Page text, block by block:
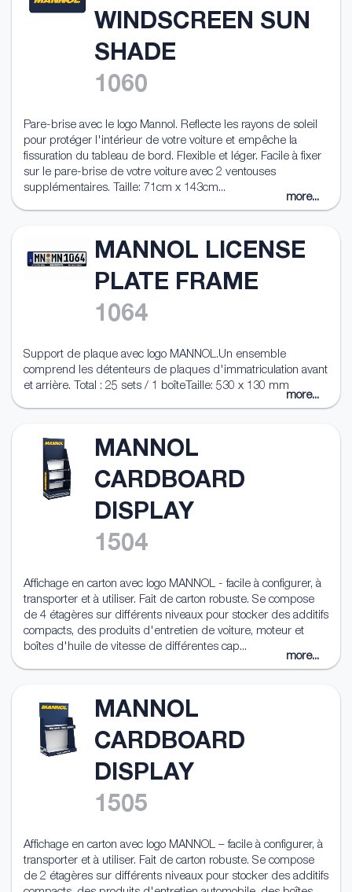
WINDSCREEN SUN
SHADE
1060
Pare-brise avec le logo Mannol. Reflecte les rayons de soleil
pour protéger l'intérieur de votre voiture et empêche la
fissuration du tableau de bord. Flexible et léger. Facile à fixer
sur le pare-brise de votre voiture avec 2 ventouses
supplémentaires. Taille: 71cm x 143cm...
more...
MANNOL LICENSE
PLATE FRAME
1064
Support de plaque avec logo MANNOL.Un ensemble
comprend les détenteurs de plaques d'immatriculation avant
et arrière. Total : 25 sets / 1 boîteTaille: 530 x 130 mm
more...
MANNOL
CARDBOARD
DISPLAY
1504
Affichage en carton avec logo MANNOL - facile à configurer, à
transporter et à utiliser. Fait de carton robuste. Se compose
de 4 étagères sur différents niveaux pour stocker des additifs
compacts, des produits d'entretien de voiture, moteur et
boîtes d'huile de vitesse de différentes cap...
more...
MANNOL
CARDBOARD
DISPLAY
1505
Affichage en carton avec logo MANNOL – facile à configurer, à
transporter et à utiliser. Fait de carton robuste. Se compose
de 2 étagères sur différents niveaux pour stocker des additifs